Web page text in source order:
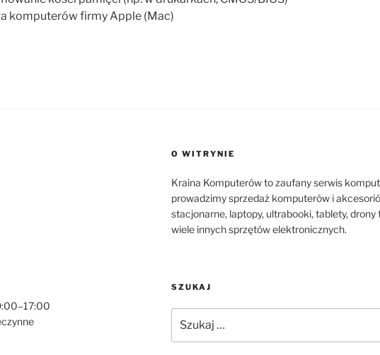
komputerów firmy Apple (Mac)
O WITRYNIE
Kraina Komputerów to zaufany serwis
prowadzimy sprzedaż komputerów i
stacjonarne, laptopy, ultrabooki, tablety,
wiele innych sprzętów elektronicznych.
SZUKAJ